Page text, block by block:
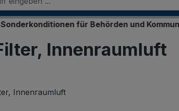
für Behörden und Kommunen.
Innenraumluft